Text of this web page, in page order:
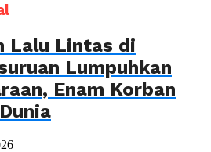
Lalu Lintas di
Lumpuhkan
Enam Korban